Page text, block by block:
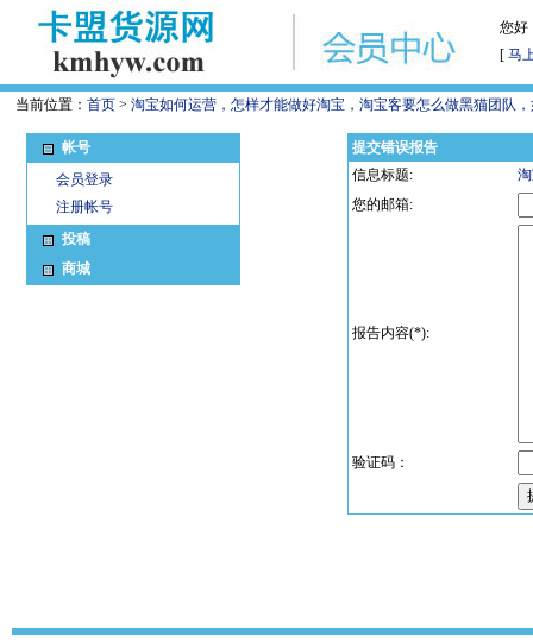
您好
[ 马
当前位置： 首页 > 淘宝如何运营，怎样才能做好淘宝，淘宝客要怎么做黑猫团队
帐号
会员登录
注册帐号
投稿
商城
提交错误报告
信息标题:
您的邮箱:
报告内容(*):
验证码：